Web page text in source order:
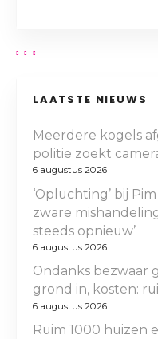
LAATSTE NIEUWS
Meerdere kogels
politie zoekt
6 augustus 2026
‘Opluchting’ bij
zware
steeds opnieuw’
6 augustus 2026
Ondanks bezwaar
grond in, kosten:
6 augustus 2026
Ruim 1000 huizen